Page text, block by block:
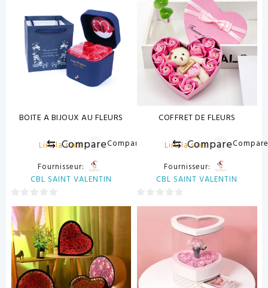
BOITE A BIJOUX AU FLEURS
Lire la suite
⇆ CompareCompare
Fournisseur:
CBL SAINT VALENTIN
0
sur
5
COFFRET DE FLEURS
Lire la suite
⇆ Compare
Fournisseur:
CBL SAINT VALENTIN
0